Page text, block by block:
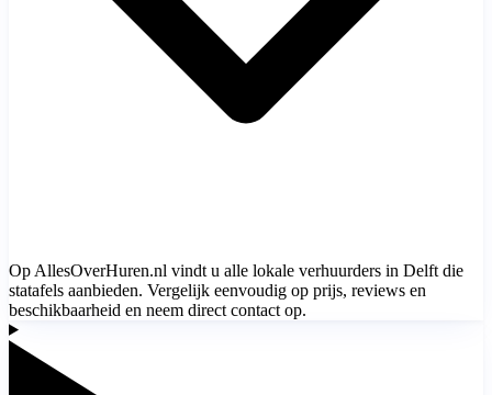
Op AllesOverHuren.nl vindt u alle lokale verhuurders in Delft die
statafels aanbieden. Vergelijk eenvoudig op prijs, reviews en
beschikbaarheid en neem direct contact op.